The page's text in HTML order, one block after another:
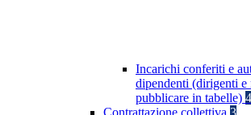
Incarichi conferiti e
dipendenti (dirigenti
pubblicare in tabelle)